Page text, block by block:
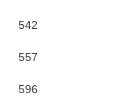
542
557
596